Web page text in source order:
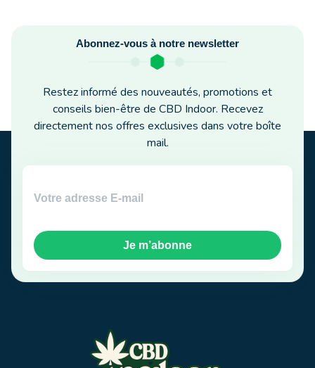
Abonnez-vous à notre newsletter
Restez informé des nouveautés, promotions et
conseils bien-être de CBD Indoor. Recevez
directement nos offres exclusives dans votre boîte
mail.
Je m’abonne